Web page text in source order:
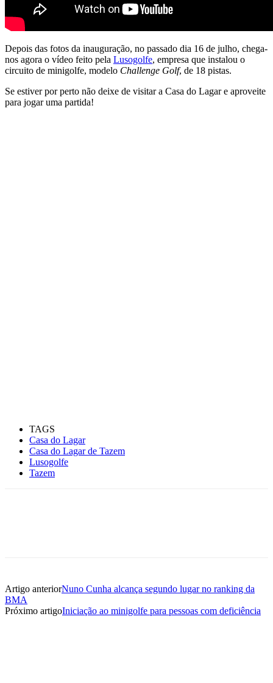
Depois das fotos da inauguração, no passado dia 16 de julho, chega-
nos agora o vídeo feito pela Lusogolfe, empresa que instalou o
circuito de minigolfe, modelo Challenge Golf, de 18 pistas.
Se estiver por perto não deixe de visitar a Casa do Lagar e aproveite
para jogar uma partida!
TAGS
Casa do Lagar
Casa do Lagar de Tazem
Lusogolfe
Tazem
Artigo anteriorNuno Cunha alcança segundo lugar no ranking da
BMA
Próximo artigoIniciação ao minigolfe para pessoas com deficiência